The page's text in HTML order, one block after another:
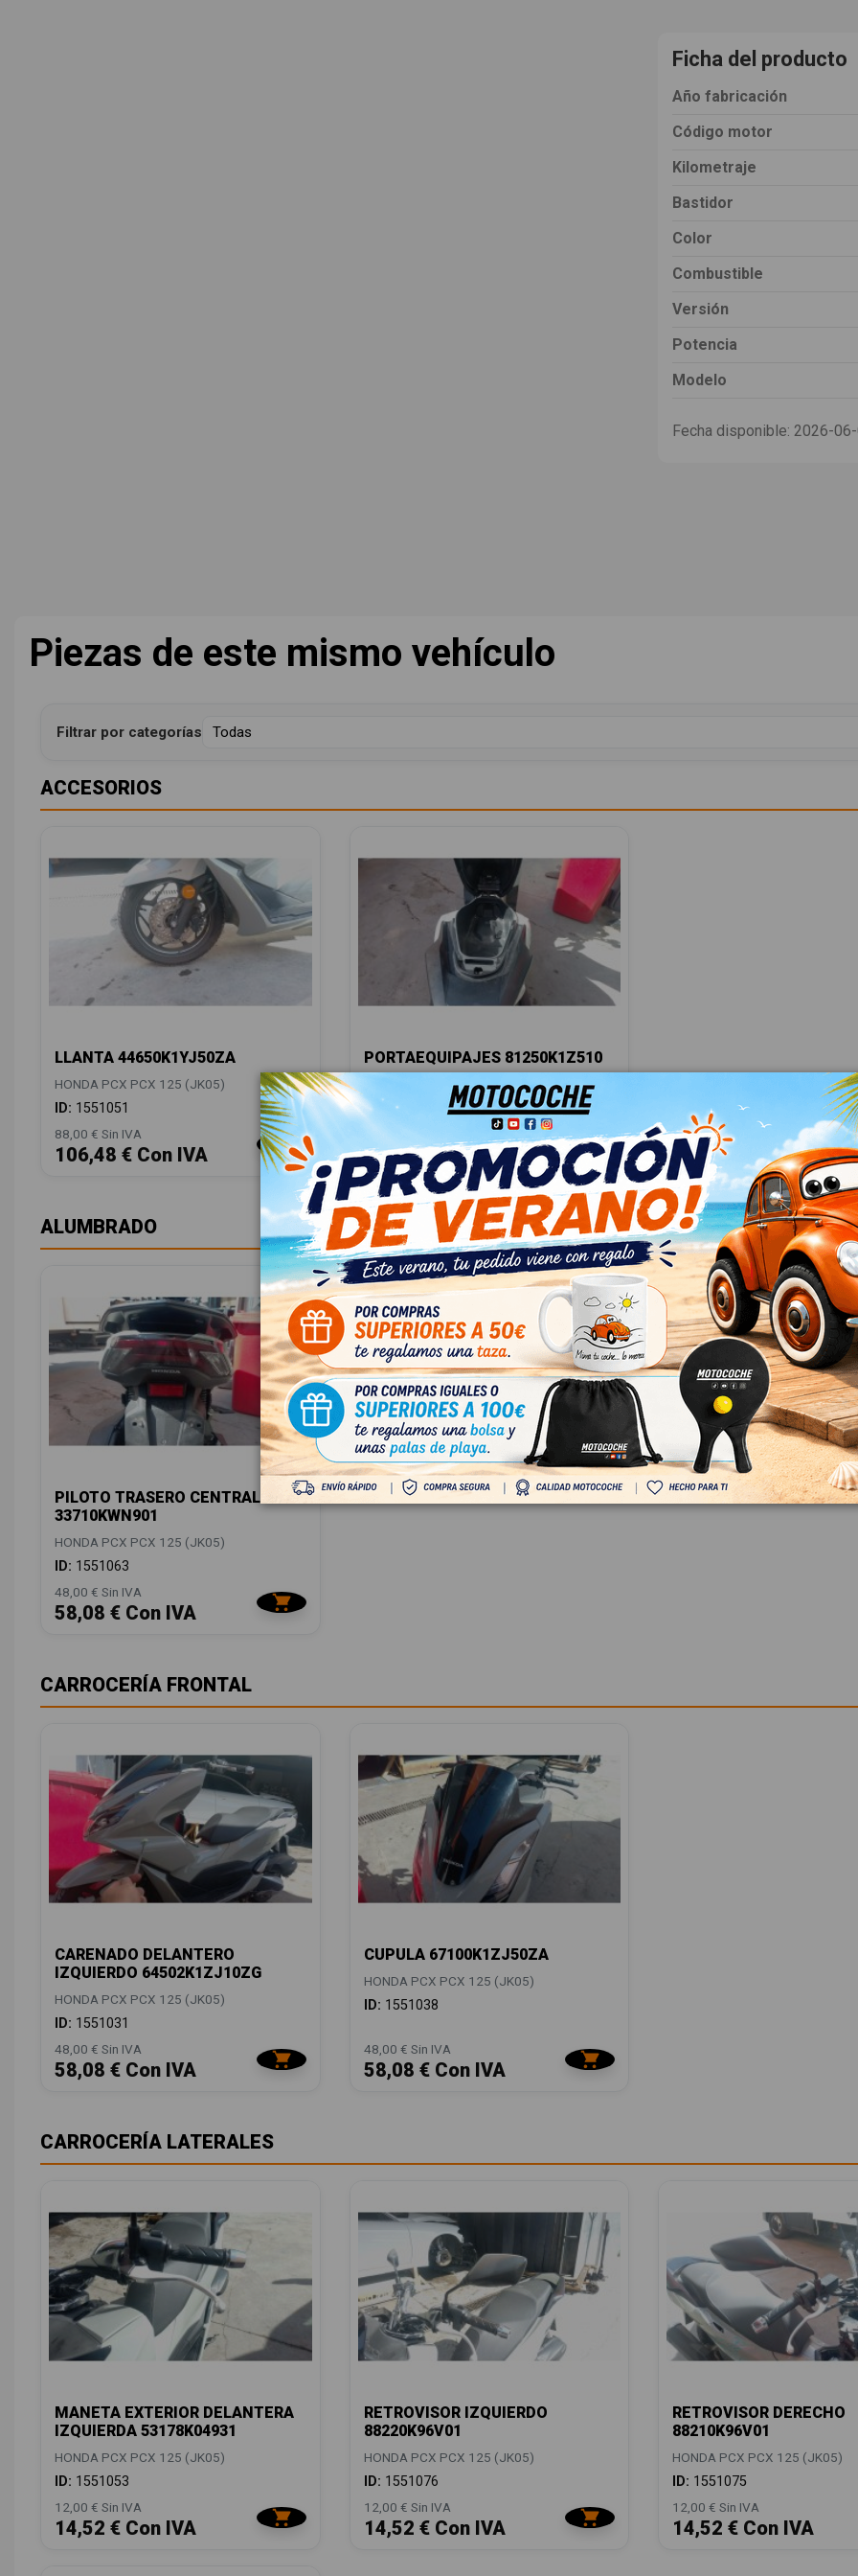
Ficha del producto
Año fabricación
Código motor
Kilometraje
Bastidor
Color
Combustible
Versión
Potencia
Modelo
Fecha disponible: 2026-
Piezas de este mismo vehículo
Filtrar por categorías
ACCESORIOS
LLANTA 44650K1YJ50ZA
HONDA PCX PCX 125 (JK05)
ID: 1551051
88,00 € Sin IVA
106,48 € Con IVA
PORTAEQUIPAJES 81250K1Z510
HONDA PCX PCX 125 (JK05)
ID: 1551091
58,08 € Con IVA
ALUMBRADO
PILOTO TRASERO CENTRAL
33710KWN901
HONDA PCX PCX 125 (JK05)
ID: 1551063
48,00 € Sin IVA
58,08 € Con IVA
CARROCERÍA FRONTAL
CARENADO DELANTERO
IZQUIERDO 64502K1ZJ10ZG
HONDA PCX PCX 125 (JK05)
ID: 1551031
48,00 € Sin IVA
58,08 € Con IVA
CUPULA 67100K1ZJ50ZA
HONDA PCX PCX 125 (JK05)
ID: 1551038
48,00 € Sin IVA
58,08 € Con IVA
CARROCERÍA LATERALES
MANETA EXTERIOR DELANTERA
IZQUIERDA 53178K04931
HONDA PCX PCX 125 (JK05)
ID: 1551053
12,00 € Sin IVA
14,52 € Con IVA
RETROVISOR IZQUIERDO
88220K96V01
HONDA PCX PCX 125 (JK05)
ID: 1551076
12,00 € Sin IVA
14,52 € Con IVA
RETROVISOR DERECHO
88210K96V01
HONDA PCX PCX 125 (JK05)
ID: 1551075
12,00 € Sin IVA
14,52 € Con IVA